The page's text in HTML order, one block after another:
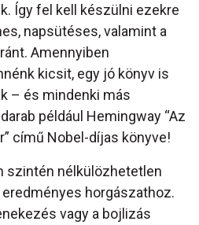
Így fel kell készülni ezekre
napsütéses, valamint a
Amennyiben
kicsit, egy jó könyv is
– és mindenki más
például Hemingway “Az
című Nobel-díjas könyve!
szintén nélkülözhetetlen
horgászathoz.
vagy a bojlizás